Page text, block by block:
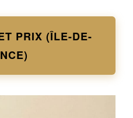
PRIX (ÎLE-DE-